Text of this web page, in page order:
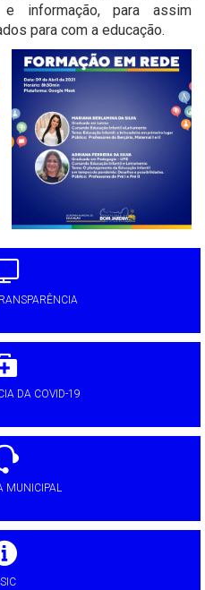
informação, para assim
para com a educação.
DA COVID-19
MUNICIPAL